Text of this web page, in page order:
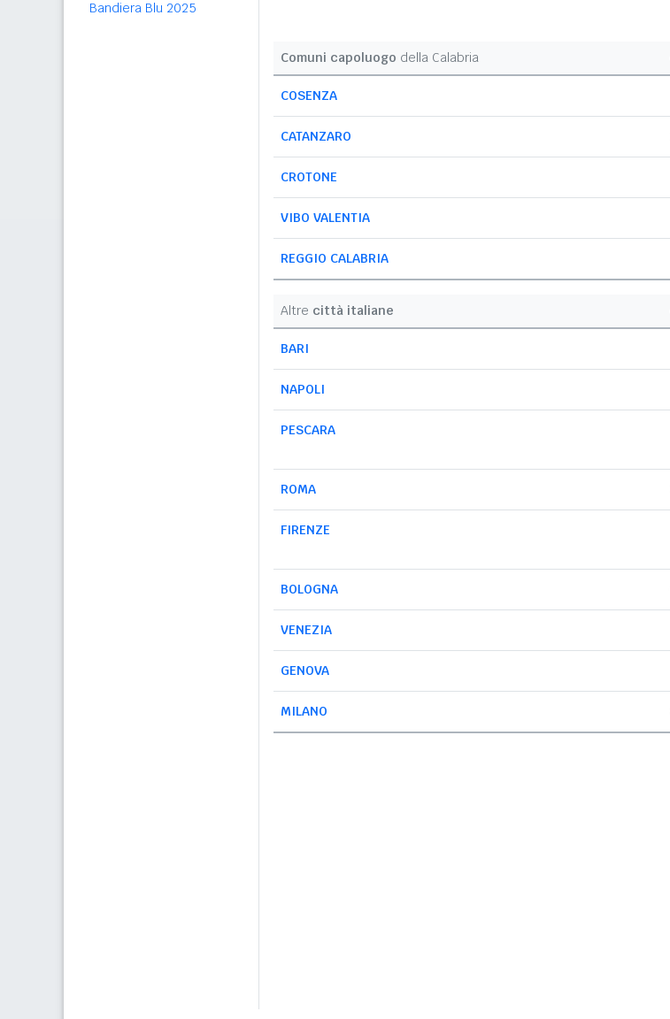
Bandiera Blu 2025
Comuni capoluogo della Calabria
COSENZA
CATANZARO
CROTONE
VIBO VALENTIA
REGGIO CALABRIA
Altre città italiane
BARI
NAPOLI
PESCARA
ROMA
FIRENZE
BOLOGNA
VENEZIA
GENOVA
MILANO